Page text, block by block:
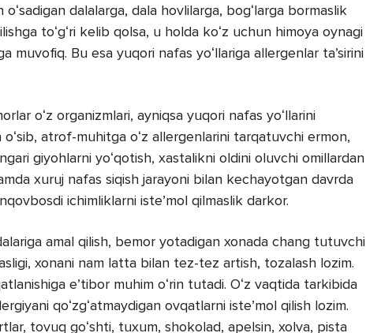
dalalarga, dala hovlilarga, bogʻlarga bormaslik
toʻgʻri kelib qolsa, u holda koʻz uchun himoya oynagi
muvofiq. Bu esa yuqori nafas yoʻllariga allergenlar taʼsirini
oʻz organizmlari, ayniqsa yuqori nafas yoʻllarini
atrof-muhitga oʻz allergenlarini tarqatuvchi ermon,
giyohlarni yoʻqotish, xastalikni oldini oluvchi omillardan
xuruj nafas siqish jarayoni bilan kechayotgan davrda
ichimliklarni isteʼmol qilmaslik darkor.
amal qilish, bemor yotadigan xonada chang tutuvchi
xonani nam latta bilan tez-tez artish, tozalash lozim.
eʼtibor muhim oʻrin tutadi. Oʻz vaqtida tarkibida
qoʻzgʻatmaydigan ovqatlarni isteʼmol qilish lozim.
tovuq goʻshti, tuxum, shokolad, apelsin, xolva, pista